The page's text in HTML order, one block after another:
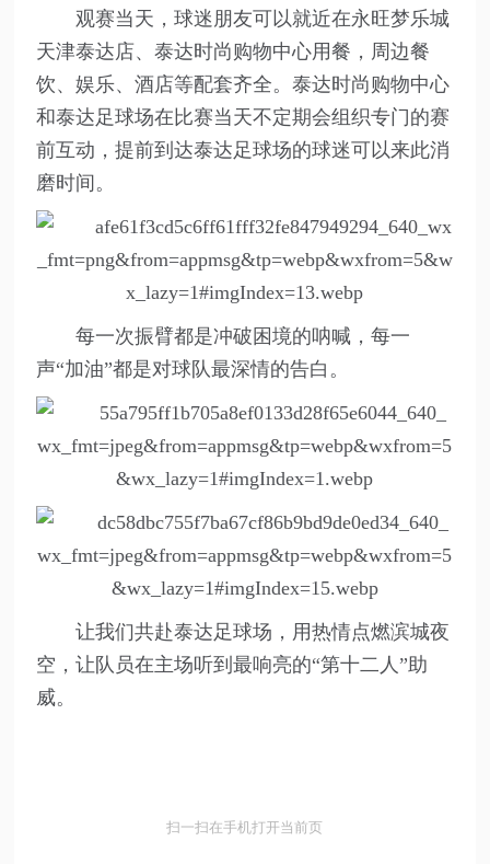
观赛当天，球迷朋友可以就近在永旺梦乐城
天津泰达店、泰达时尚购物中心用餐，周边餐
饮、娱乐、酒店等配套齐全。泰达时尚购物中心
和泰达足球场在比赛当天不定期会组织专门的赛
前互动，提前到达泰达足球场的球迷可以来此消
磨时间。
每一次振臂都是冲破困境的呐喊，每一
声“加油”都是对球队最深情的告白。
让我们共赴泰达足球场，用热情点燃滨城夜
空，让队员在主场听到最响亮的“第十二人”助
威。
扫一扫在手机打开当前页